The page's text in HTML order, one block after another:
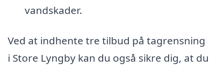
vandskader.
Ved at indhente tre tilbud på tagrensning
i Store Lyngby kan du også sikre dig, at du